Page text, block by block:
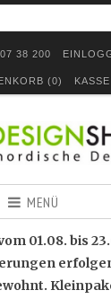
38 200
(0) KASSE
MENÜ
01.08. bis